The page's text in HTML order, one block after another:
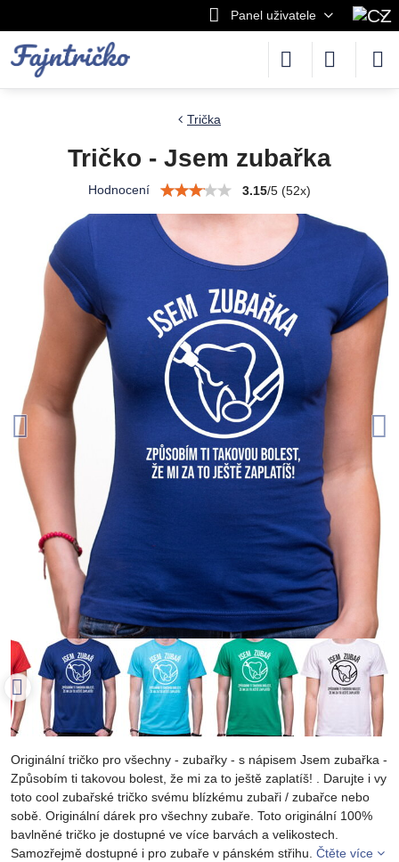
Panel uživatele
Trička
Tričko - Jsem zubařka
Hodnocení 3.15/5 (52x)
Originální tričko pro všechny - zubařky - s nápisem Jsem zubařka -
Způsobím ti takovou bolest, že mi za to ještě zaplatíš! . Darujte i vy
toto cool zubařské tričko svému blízkému zubaři / zubařce nebo
sobě. Originální dárek pro všechny zubaře. Toto originální 100%
bavlněné tričko je dostupné ve více barvách a velikostech.
Samozřejmě dostupné i pro zubaře v pánském střihu. Čtěte více